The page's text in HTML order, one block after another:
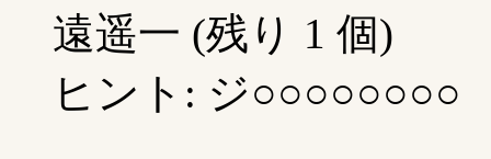
遠遥一 (残り 1 個)
ヒント: ジ○○○○○○○○